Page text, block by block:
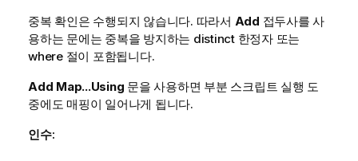
중복 확인은 수행되지 않습니다. 따라서 Add 접두사를 사
용하는 문에는 중복을 방지하는 distinct 한정자 또는
where 절이 포함됩니다.
Add Map...Using 문을 사용하면 부분 스크립트 실행 도
중에도 매핑이 일어나게 됩니다.
인수: